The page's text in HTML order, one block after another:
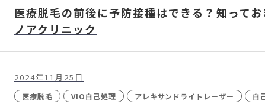
医療脱毛の前後に予防接種はできる？知って
ノアクリニック
2024年11月25日
医療脱毛 VIO自己処理 アレキサンドライトレーザー 自